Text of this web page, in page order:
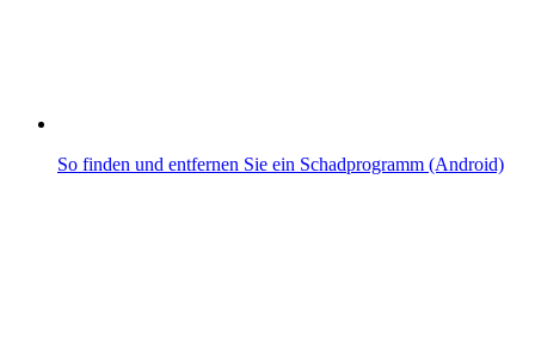
So finden und entfernen Sie ein Schadprogramm (Android)